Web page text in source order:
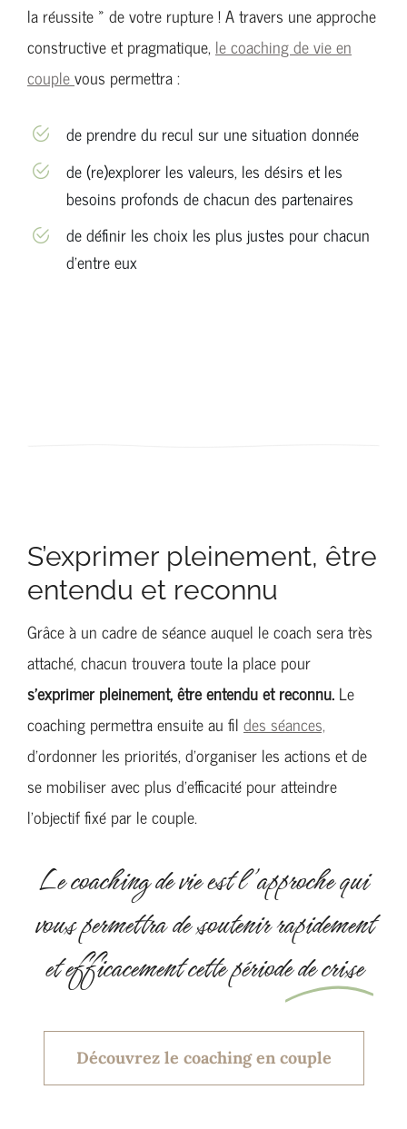
la réussite » de votre rupture ! A travers une approche
constructive et pragmatique, le coaching de vie en
couplevous permettra :
de prendre du recul sur une situation donnée
de (re)explorer les valeurs, les désirs et les
besoins profonds de chacun des partenaires
de définir les choix les plus justes pour chacun
d’entre eux
S’exprimer pleinement, être
entendu et reconnu
Grâce à un cadre de séance auquel le coach sera très
attaché, chacun trouvera toute la place pour
s’exprimer pleinement, être entendu et reconnu.Le
coaching permettra ensuite au fil des séances,
d’ordonner les priorités, d’organiser les actions et de
se mobiliser avec plus d’efficacité pour atteindre
l’objectif fixé par le couple.
Le coaching de vie est l’approche qui
vous permettra de soutenir rapidement
et efficacement cette périodede crise
Découvrez le coaching en couple